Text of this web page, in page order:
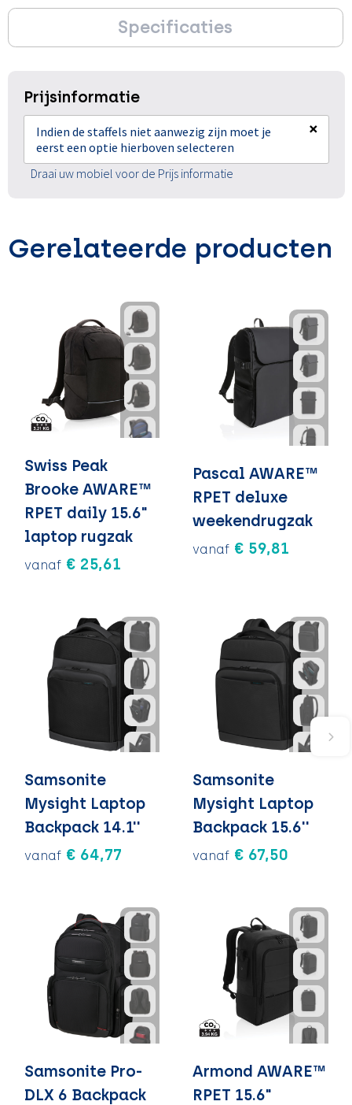
Specificaties
Prijsinformatie
Indien de staffels niet aanwezig zijn moet je
eerst een optie hierboven selecteren
×
Draai uw mobiel voor de Prijs informatie
Gerelateerde producten
Swiss Peak
Brooke AWARE™
RPET daily 15.6"
laptop rugzak
vanaf € 25,61
Pascal AWARE™
RPET deluxe
weekendrugzak
vanaf € 59,81
Samsonite
Mysight Laptop
Backpack 14.1''
vanaf € 64,77
Samsonite
Mysight Laptop
Backpack 15.6''
vanaf € 67,50
Samsonite Pro-
DLX 6 Backpack
Armond AWARE™
RPET 15.6"